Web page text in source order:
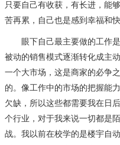
只要自己有收获，有长进，能
苦再累，自己也是感到幸福和快
眼下自己最主要做的工作是
被动的销售模式逐渐转化成主
一个大市场，这是商家的必争
的。像工作中的市场的把握能
欠缺，所以这些都需要我在日
个行业，对于我来说一切都是
战。我以前在校学的是楼宇自